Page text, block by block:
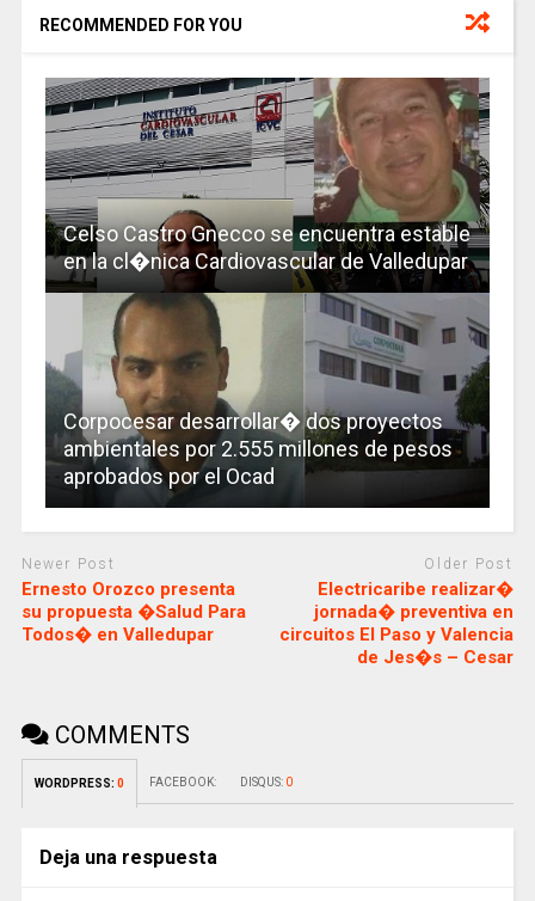
RECOMMENDED FOR YOU
Celso Castro Gnecco se encuentra estable
en la cl�nica Cardiovascular de Valledupar
Corpocesar desarrollar� dos proyectos
ambientales por 2.555 millones de pesos
aprobados por el Ocad
Newer Post
Ernesto Orozco presenta
su propuesta �Salud Para
Todos� en Valledupar
Older Post
Electricaribe realizar�
jornada� preventiva en
circuitos El Paso y Valencia
de Jes�s – Cesar
COMMENTS
WORDPRESS: 0 FACEBOOK: DISQUS: 0
Deja una respuesta